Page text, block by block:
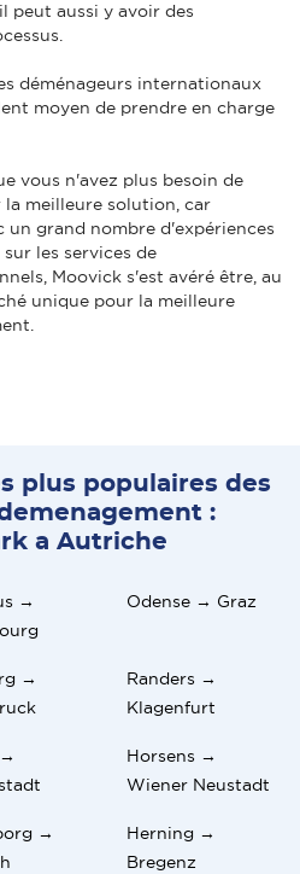
peut aussi y avoir des
déménageurs internationaux
moyen de prendre en charge
vous n'avez plus besoin de
meilleure solution, car
un grand nombre d'expériences
les services de
Moovick s'est avéré être, au
unique pour la meilleure
plus populaires des
:
a Autriche
→
Odense → Graz
→
Randers →
Klagenfurt
Horsens →
Wiener Neustadt
→
Herning →
Bregenz